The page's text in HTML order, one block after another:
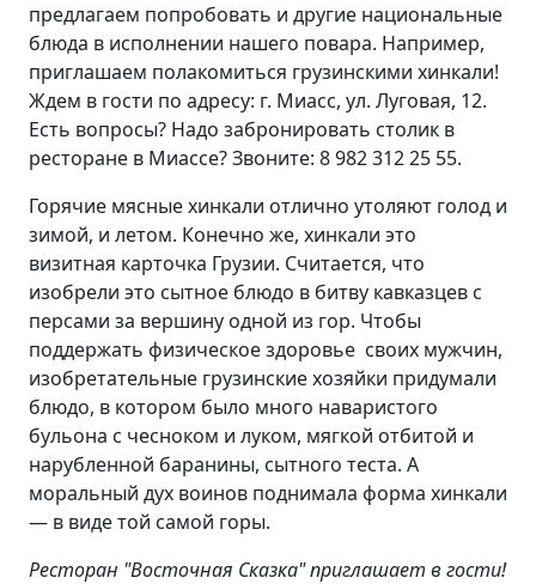
предлагаем попробовать и другие национальные
блюда в исполнении нашего повара. Например,
приглашаем полакомиться грузинскими хинкали!
Ждем в гости по адресу: г. Миасс, ул. Луговая, 12.
Есть вопросы? Надо забронировать столик в
ресторане в Миассе? Звоните: 8 982 312 25 55.
Горячие мясные хинкали отлично утоляют голод и
зимой, и летом. Конечно же, хинкали это
визитная карточка Грузии. Считается, что
изобрели это сытное блюдо в битву кавказцев с
персами за вершину одной из гор. Чтобы
поддержать физическое здоровье своих мужчин,
изобретательные грузинские хозяйки придумали
блюдо, в котором было много наваристого
бульона с чесноком и луком, мягкой отбитой и
нарубленной баранины, сытного теста. А
моральный дух воинов поднимала форма хинкали
— в виде той самой горы.
Ресторан "Восточная Сказка" приглашает в гости!